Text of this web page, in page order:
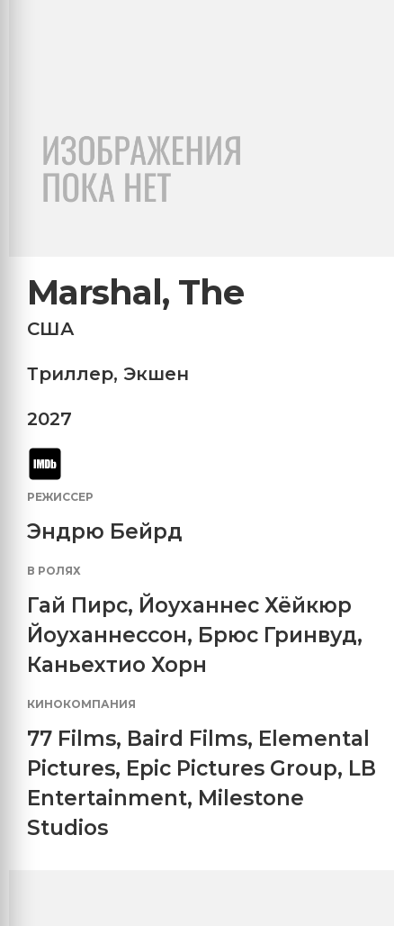
Marshal, The
США
Триллер, Экшен
2027
РЕЖИССЕР
Эндрю Бейрд
В РОЛЯХ
Гай Пирс, Йоуханнес Хёйкюр
Йоуханнессон, Брюс Гринвуд,
Каньехтио Хорн
КИНОКОМПАНИЯ
77 Films, Baird Films, Elemental
Pictures, Epic Pictures Group, LB
Entertainment, Milestone
Studios